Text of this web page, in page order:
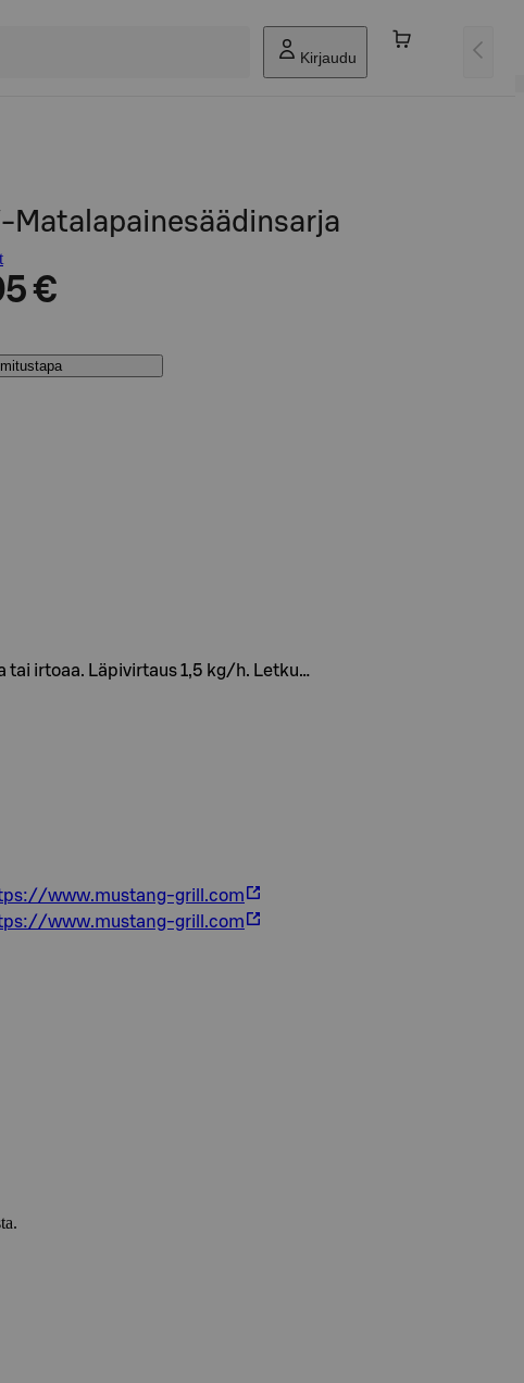
Kirjaudu
Matalapainesäädinsarja
€
tai irtoaa. Läpivirtaus 1,5 kg/h. Letku…
www.mustang-grill.com
www.mustang-grill.com